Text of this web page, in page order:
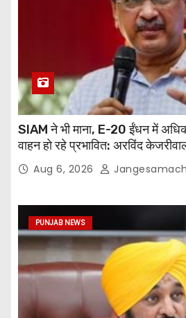
SIAM ने भी माना, E-20 ईंधन में
वाहन हो रहे प्रभावित: अरविंद
Aug 6, 2026
PUNJAB NEWS